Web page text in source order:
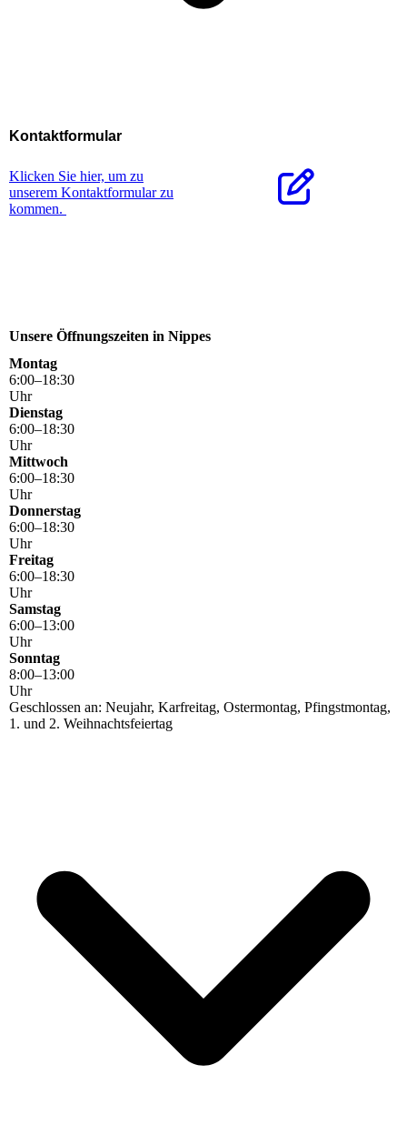
Kontaktformular
Klicken Sie hier, um zu
unserem Kon­takt­for­mu­lar zu
kommen.
Unsere Öffnungszeiten in Nippes
Montag
6:00–18:30
Uhr
Dienstag
6:00–18:30
Uhr
Mittwoch
6:00–18:30
Uhr
Donnerstag
6:00–18:30
Uhr
Freitag
6:00–18:30
Uhr
Samstag
6:00–13:00
Uhr
Sonntag
8:00–13:00
Uhr
Geschlossen an: Neujahr, Karfreitag, Ostermontag, Pfingstmontag,
1. und 2. Weihnachtsfeiertag